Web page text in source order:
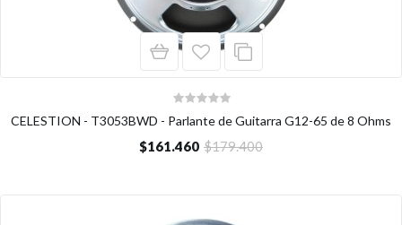
CELESTION - T3053BWD - Parlante de Guitarra G12-65 de 8 Ohms
$161.460 $179.400